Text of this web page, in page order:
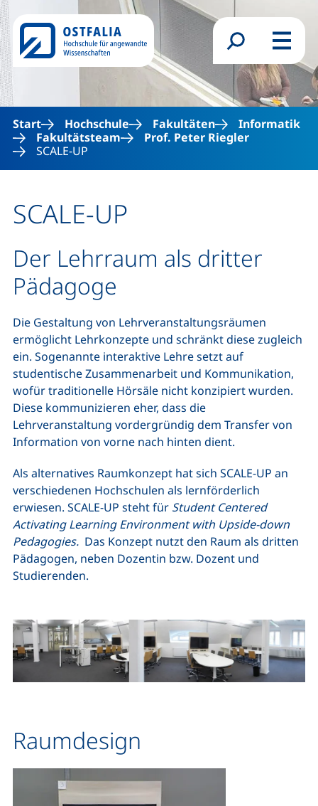
Direkt zum Inhalt
Suchformular
Menü
Start Hochschule Fakultäten
Informatik
Fakultätsteam
Prof. Peter Riegler
SCALE-UP
SCALE-UP
Der Lehrraum als dritter
Pädagoge
Die Gestaltung von Lehrveranstaltungsräumen
ermöglicht Lehrkonzepte und schränkt diese zugleich
ein. Sogenannte interaktive Lehre setzt auf
studentische Zusammenarbeit und Kommunikation,
wofür traditionelle Hörsäle nicht konzipiert wurden.
Diese kommunizieren eher, dass die
Lehrveranstaltung vordergründig dem Transfer von
Information von vorne nach hinten dient.
Als alternatives Raumkonzept hat sich SCALE-UP an
verschiedenen Hochschulen als lernförderlich
erwiesen. SCALE-UP steht für Student Centered
Activating Learning Environment with Upside-down
Pedagogies. Das Konzept nutzt den Raum als dritten
Pädagogen, neben Dozentin bzw. Dozent und
Studierenden.
Raumdesign